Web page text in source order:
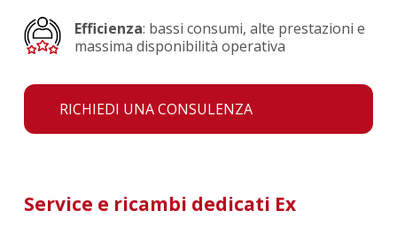
Efficienza: bassi consumi, alte prestazioni e
massima disponibilità operativa
RICHIEDI UNA CONSULENZA
Service e ricambi dedicati Ex